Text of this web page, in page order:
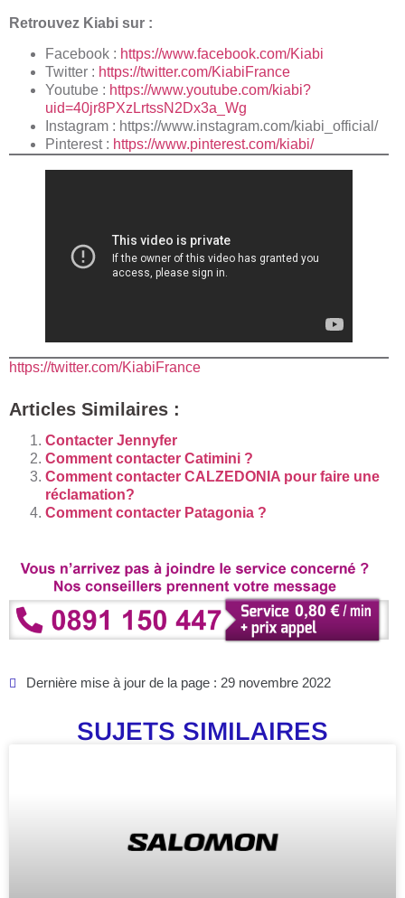
Retrouvez Kiabi sur :
Facebook : https://www.facebook.com/Kiabi
Twitter : https://twitter.com/KiabiFrance
Youtube : https://www.youtube.com/kiabi?
uid=40jr8PXzLrtssN2Dx3a_Wg
Instagram : https://www.instagram.com/kiabi_official/
Pinterest : https://www.pinterest.com/kiabi/
https://twitter.com/KiabiFrance
Articles Similaires :
Contacter Jennyfer
Comment contacter Catimini ?
Comment contacter CALZEDONIA pour faire une
réclamation?
Comment contacter Patagonia ?
Dernière mise à jour de la page : 29 novembre 2022
SUJETS SIMILAIRES